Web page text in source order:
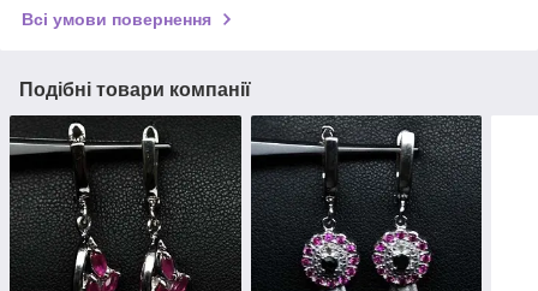
Всі умови повернення
Подібні товари компанії